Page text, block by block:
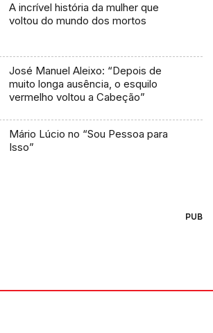
A incrível história da mulher que
voltou do mundo dos mortos
José Manuel Aleixo: “Depois de
muito longa ausência, o esquilo
vermelho voltou a Cabeção”
Mário Lúcio no “Sou Pessoa para
Isso”
PUB